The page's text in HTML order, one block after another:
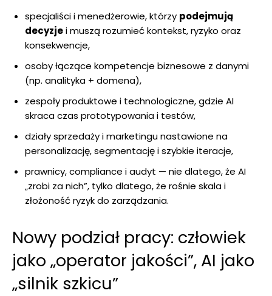
specjaliści i menedżerowie, którzy podejmują
decyzjei muszą rozumieć kontekst, ryzyko oraz
konsekwencje,
osoby łączące kompetencje biznesowe z danymi
(np. analityka + domena),
zespoły produktowe i technologiczne, gdzie AI
skraca czas prototypowania i testów,
działy sprzedaży i marketingu nastawione na
personalizację, segmentację i szybkie iteracje,
prawnicy, compliance i audyt — nie dlatego, że AI
„zrobi za nich”, tylko dlatego, że rośnie skala i
złożoność ryzyk do zarządzania.
Nowy podział pracy: człowiek
jako „operator jakości”, AI jako
„silnik szkicu”